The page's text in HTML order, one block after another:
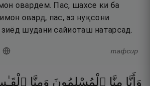
овардем. Пас, шахсе ки ба
овард, пас, аз нуқсони
шудани сайиоташ натарсад.
тафсир
وَأَنَّا مِنَّا ٱلْمُسْلِمُونَ وَمِنَّا